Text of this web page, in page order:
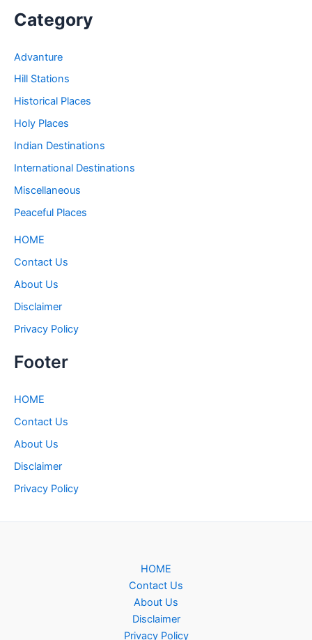
Category
Advanture
Hill Stations
Historical Places
Holy Places
Indian Destinations
International Destinations
Miscellaneous
Peaceful Places
HOME
Contact Us
About Us
Disclaimer
Privacy Policy
Footer
HOME
Contact Us
About Us
Disclaimer
Privacy Policy
HOME
Contact Us
About Us
Disclaimer
Privacy Policy